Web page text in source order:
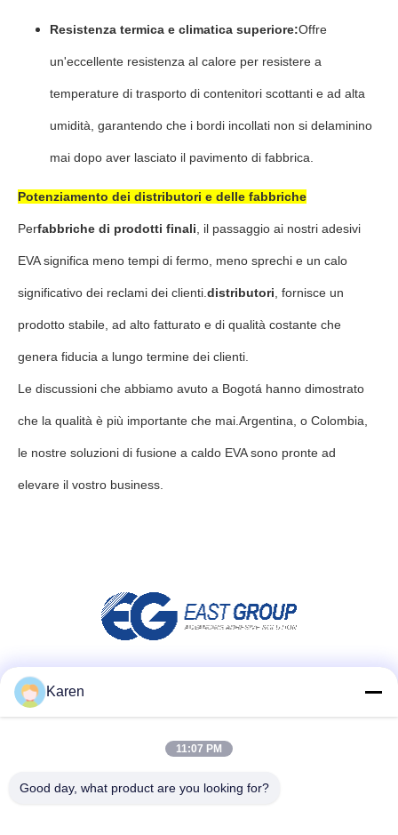
Resistenza termica e climatica superiore:Offre
un'eccellente resistenza al calore per resistere a
temperature di trasporto di contenitori scottanti e ad alta
umidità, garantendo che i bordi incollati non si delaminino
mai dopo aver lasciato il pavimento di fabbrica.
Potenziamento dei distributori e delle fabbriche
Perfabbriche di prodotti finali , il passaggio ai nostri adesivi
EVA significa meno tempi di fermo, meno sprechi e un calo
significativo dei reclami dei clienti. distributori , fornisce un
prodotto stabile, ad alto fatturato e di qualità costante che
genera fiducia a lungo termine dei clienti.
Le discussioni che abbiamo avuto a Bogotá hanno dimostrato
che la qualità è più importante che mai.Argentina, o Colombia,
le nostre soluzioni di fusione a caldo EVA sono pronte ad
elevare il vostro business.
Karen
11:07 PM
Good day, what product are you looking for?